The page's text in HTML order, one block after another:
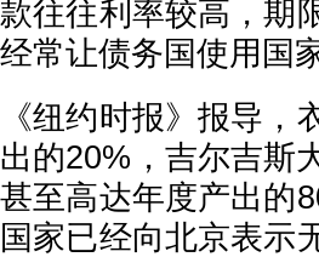
款往往利率较高，期
经常让债务国使用国
《纽约时报》报导
出的20%，吉尔吉斯
甚至高达年度产出的
国家已经向北京表示